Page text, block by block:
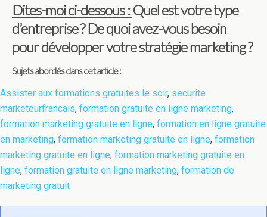
Dites-moi ci-dessous :Quel est votre type
d’entreprise ? De quoi avez-vous besoin
pour développer votre stratégie marketing ?
Sujets abordés dans cet article :
Assister aux formations gratuites le soir, securite
marketeurfrancais, formation gratuite en ligne marketing,
formation marketing gratuite en ligne, formation en ligne gratuite
en marketing, formation marketing gratuite en ligne, formation
marketing gratuite en ligne, formation marketing gratuite en
ligne, formation gratuite en ligne marketing, formation de
marketing gratuit